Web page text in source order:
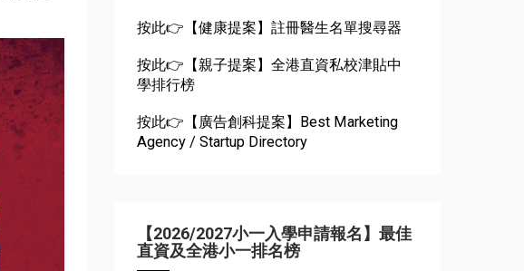
按此👉【健康提案】註冊醫生名單搜尋器
按此👉【親子提案】全港直資私校津貼中
學排行榜
按此👉【廣告創科提案】Best Marketing
Agency / Startup Directory
【2026/2027小一入學申請報名】最佳
直資及全港小一排名榜